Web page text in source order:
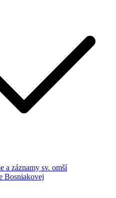
a záznamy sv. omší
Bosniakovej